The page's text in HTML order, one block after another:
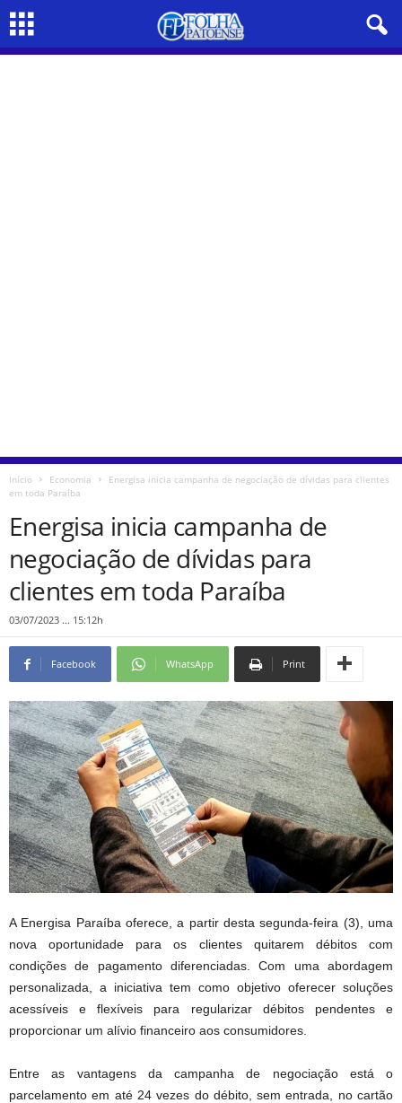
Início Economia
Energisa inicia campanha de negociação de dívidas para clientes
em toda Paraíba
Energisa inicia campanha de
negociação de dívidas para
clientes em toda Paraíba
03/07/2023 ... 15:12h
Facebook WhatsApp Print
A Energisa Paraíba oferece, a partir desta segunda-feira (3), uma
nova oportunidade para os clientes quitarem débitos com
condições de pagamento diferenciadas. Com uma abordagem
personalizada, a iniciativa tem como objetivo oferecer soluções
acessíveis e flexíveis para regularizar débitos pendentes e
proporcionar um alívio financeiro aos consumidores.
Entre as vantagens da campanha de negociação está o
parcelamento em até 24 vezes do débito, sem entrada, no cartão